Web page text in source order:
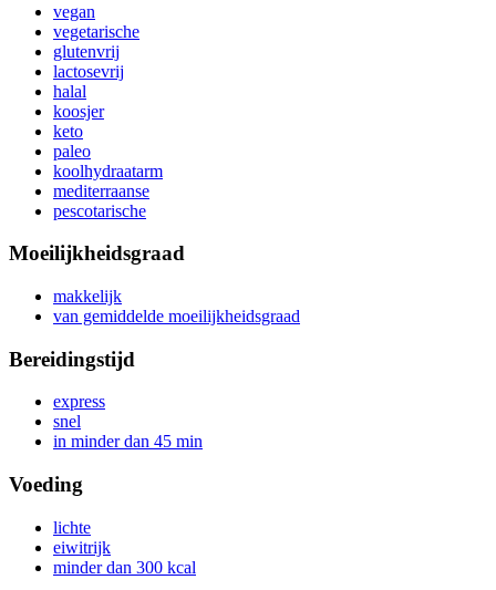
vegan
vegetarische
glutenvrij
lactosevrij
halal
koosjer
keto
paleo
koolhydraatarm
mediterraanse
pescotarische
Moeilijkheidsgraad
makkelijk
van gemiddelde moeilijkheidsgraad
Bereidingstijd
express
snel
in minder dan 45 min
Voeding
lichte
eiwitrijk
minder dan 300 kcal